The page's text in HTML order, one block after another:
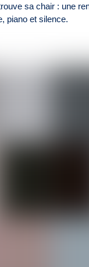
sa chair : une
piano et silence.